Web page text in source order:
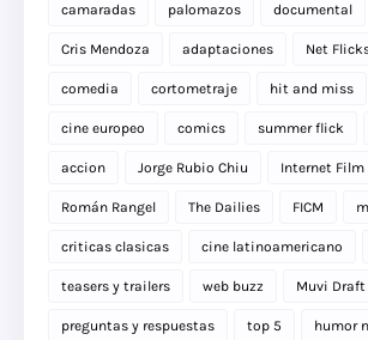
camaradas palomazos documental
Cris Mendoza adaptaciones Net
comedia cortometraje hit and miss
cine europeo comics summer flick
accion Jorge Rubio Chiu Internet Film
Román Rangel The Dailies FICM
criticas clasicas cine latinoamericano
teasers y trailers web buzz Muvi Draft
preguntas y respuestas top 5 humor